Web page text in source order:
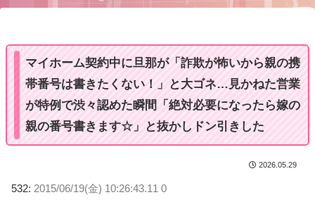
マイホーム契約中に旦那が「詐欺が怖いから親の携
帯番号は書きたくない！」と大ゴネ…見かねた営業
が特例で渋々認めた瞬間「絶対必要になったら嫁の
親の番号書きます☆」と抜かしドン引きした
2026.05.29
532: 2015/06/19(金) 10:26:43.11 0